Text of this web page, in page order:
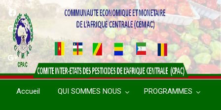
Aller
contenu
principal
Accueil QUI SOMMES NOUS PROGRAMMES